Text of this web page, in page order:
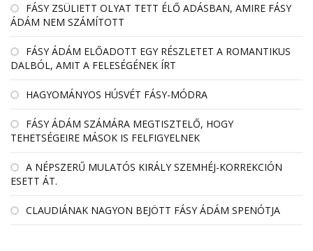
FÁSY ZSÜLIETT OLYAT TETT ÉLŐ ADÁSBAN, AMIRE FÁSY
ÁDÁM NEM SZÁMÍTOTT
FÁSY ÁDÁM ELŐADOTT EGY RÉSZLETET A ROMANTIKUS
DALBÓL, AMIT A FELESÉGÉNEK ÍRT
HAGYOMÁNYOS HÚSVÉT FÁSY-MÓDRA
FÁSY ÁDÁM SZÁMÁRA MEGTISZTELŐ, HOGY
TEHETSÉGEIRE MÁSOK IS FELFIGYELNEK
A NÉPSZERŰ MULATÓS KIRÁLY SZEMHÉJ-KORREKCIÓN
ESETT ÁT.
CLAUDIÁNAK NAGYON BEJÖTT FÁSY ÁDÁM SPENÓTJA